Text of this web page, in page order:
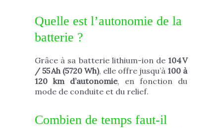
Quelle est l’autonomie de la
batterie ?
Grâce à sa batterie lithium-ion de 104 V
/ 55 Ah (5720 Wh), elle offre jusqu’à 100 à
120 km d’autonomie, en fonction du
mode de conduite et du relief.
Combien de temps faut-il